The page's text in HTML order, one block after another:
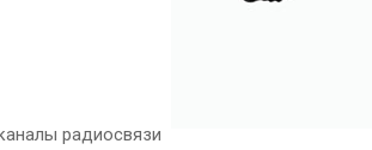
радиосвязи